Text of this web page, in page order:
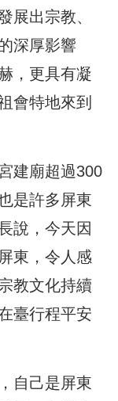
展出宗教、
深厚影響
，更具有凝
會特地來到
建廟超過300
是許多屏東
說，今天因
東，令人感
教文化持續
臺行程平安
自己是屏東